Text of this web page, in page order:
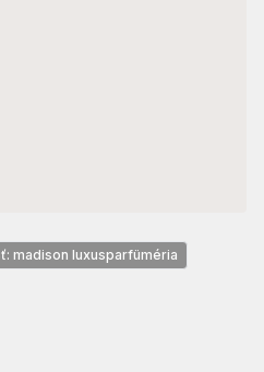
madison luxusparfüméria